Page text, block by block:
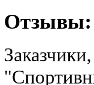
Отзывы: